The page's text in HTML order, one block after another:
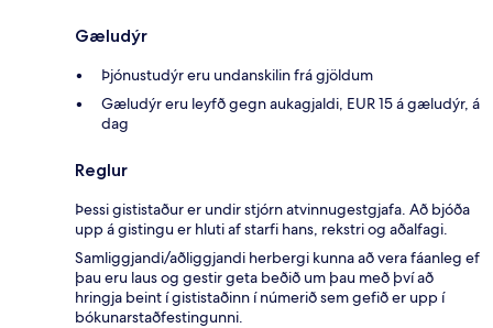
Gæludýr
Þjónustudýr eru undanskilin frá gjöldum
Gæludýr eru leyfð gegn aukagjaldi, EUR 15 á gæludýr, á
dag
Reglur
Þessi gististaður er undir stjórn atvinnugestgjafa. Að bjóða
upp á gistingu er hluti af starfi hans, rekstri og aðalfagi.
Samliggjandi/aðliggjandi herbergi kunna að vera fáanleg ef
þau eru laus og gestir geta beðið um þau með því að
hringja beint í gististaðinn í númerið sem gefið er upp í
bókunarstaðfestingunni.